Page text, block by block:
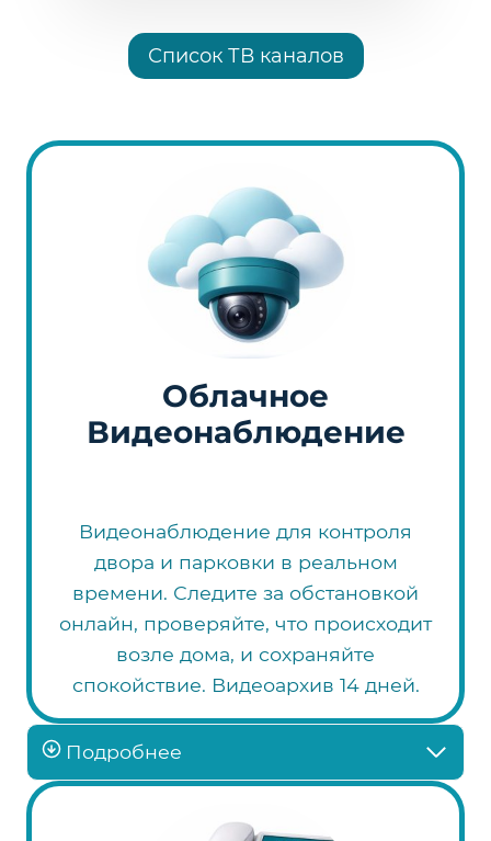
Список ТВ каналов
Облачное
Видеонаблюдение
Видеонаблюдение для контроля
двора и парковки в реальном
времени. Следите за обстановкой
онлайн, проверяйте, что происходит
возле дома, и сохраняйте
спокойствие. Видеоархив 14 дней.
Подробнее